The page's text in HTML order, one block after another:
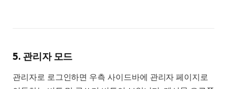
5. 관리자 모드
관리자로 로그인하면 우측 사이드바에 관리자 페이지로